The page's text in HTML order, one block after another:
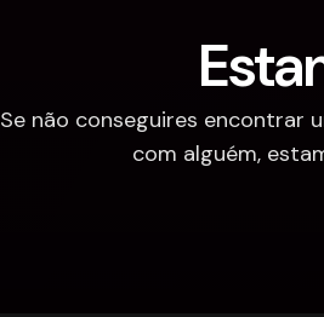
Se não conseguires encontrar
com alguém,